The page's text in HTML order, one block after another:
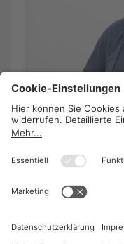
Handel: „Die
Geldbörsel
Rudolf Kukovec,
Buchhandelskette
kommenden
Pandemie